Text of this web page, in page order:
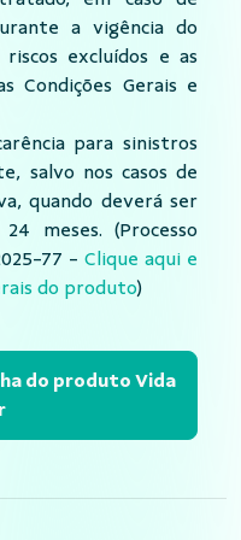
a vigência do
excluídos e as
Condições Gerais e
para sinistros
salvo nos casos de
quando deverá ser
meses. (Processo
77 - Clique aqui e
do produto)
do produto Vida